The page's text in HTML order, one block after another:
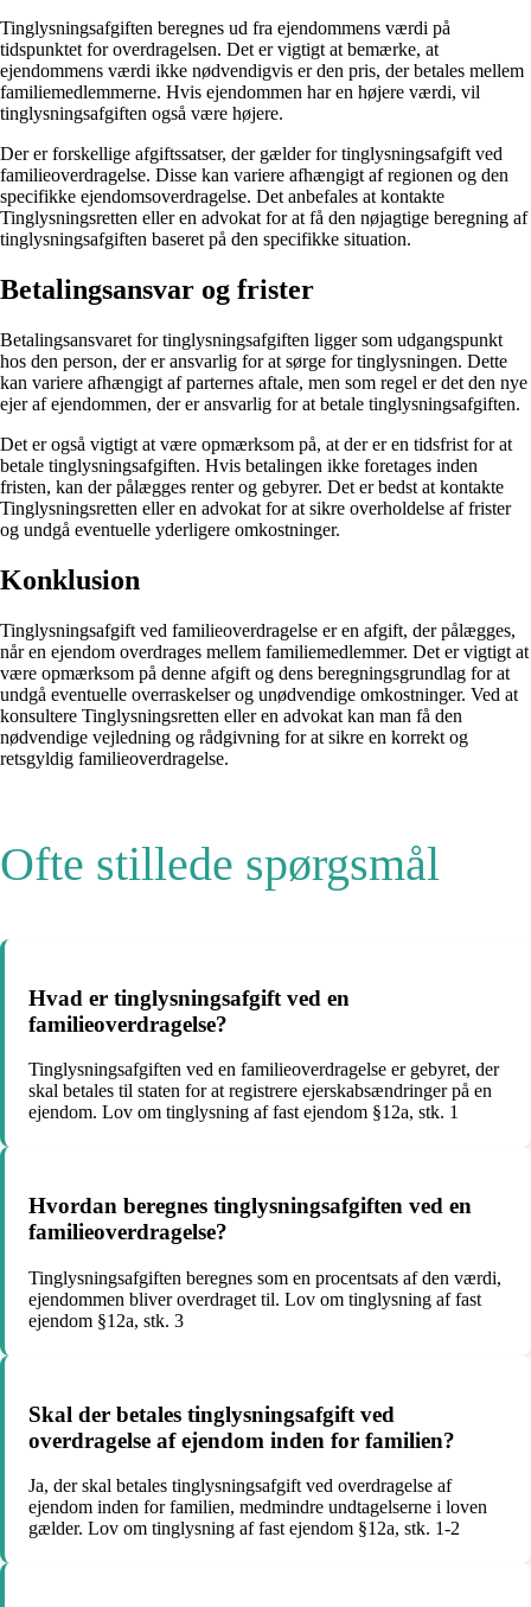
Tinglysningsafgiften beregnes ud fra ejendommens værdi på
tidspunktet for overdragelsen. Det er vigtigt at bemærke, at
ejendommens værdi ikke nødvendigvis er den pris, der betales mellem
familiemedlemmerne. Hvis ejendommen har en højere værdi, vil
tinglysningsafgiften også være højere.
Der er forskellige afgiftssatser, der gælder for tinglysningsafgift ved
familieoverdragelse. Disse kan variere afhængigt af regionen og den
specifikke ejendomsoverdragelse. Det anbefales at kontakte
Tinglysningsretten eller en advokat for at få den nøjagtige beregning af
tinglysningsafgiften baseret på den specifikke situation.
Betalingsansvar og frister
Betalingsansvaret for tinglysningsafgiften ligger som udgangspunkt
hos den person, der er ansvarlig for at sørge for tinglysningen. Dette
kan variere afhængigt af parternes aftale, men som regel er det den nye
ejer af ejendommen, der er ansvarlig for at betale tinglysningsafgiften.
Det er også vigtigt at være opmærksom på, at der er en tidsfrist for at
betale tinglysningsafgiften. Hvis betalingen ikke foretages inden
fristen, kan der pålægges renter og gebyrer. Det er bedst at kontakte
Tinglysningsretten eller en advokat for at sikre overholdelse af frister
og undgå eventuelle yderligere omkostninger.
Konklusion
Tinglysningsafgift ved familieoverdragelse er en afgift, der pålægges,
når en ejendom overdrages mellem familiemedlemmer. Det er vigtigt at
være opmærksom på denne afgift og dens beregningsgrundlag for at
undgå eventuelle overraskelser og unødvendige omkostninger. Ved at
konsultere Tinglysningsretten eller en advokat kan man få den
nødvendige vejledning og rådgivning for at sikre en korrekt og
retsgyldig familieoverdragelse.
Ofte stillede spørgsmål
Hvad er tinglysningsafgift ved en
familieoverdragelse?
Tinglysningsafgiften ved en familieoverdragelse er gebyret, der
skal betales til staten for at registrere ejerskabsændringer på en
ejendom. Lov om tinglysning af fast ejendom §12a, stk. 1
Hvordan beregnes tinglysningsafgiften ved en
familieoverdragelse?
Tinglysningsafgiften beregnes som en procentsats af den værdi,
ejendommen bliver overdraget til. Lov om tinglysning af fast
ejendom §12a, stk. 3
Skal der betales tinglysningsafgift ved
overdragelse af ejendom inden for familien?
Ja, der skal betales tinglysningsafgift ved overdragelse af
ejendom inden for familien, medmindre undtagelserne i loven
gælder. Lov om tinglysning af fast ejendom §12a, stk. 1-2